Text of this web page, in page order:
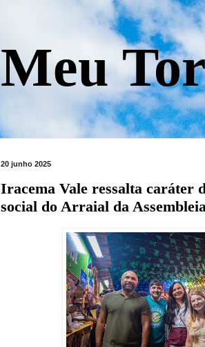
Meu
20 junho 2025
Iracema Vale ressalta caráter
social do Arraial da Assembleia